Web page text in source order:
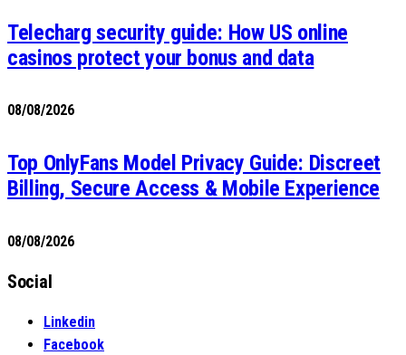
Telecharg security guide: How US online
casinos protect your bonus and data
08/08/2026
Top OnlyFans Model Privacy Guide: Discreet
Billing, Secure Access & Mobile Experience
08/08/2026
Social
Linkedin
Facebook